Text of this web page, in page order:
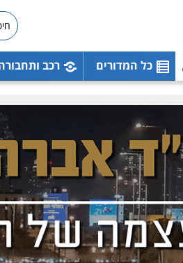
כל המדורים רכב